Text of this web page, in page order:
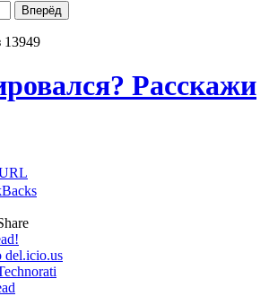
13949
Расскажи
del.icio.us